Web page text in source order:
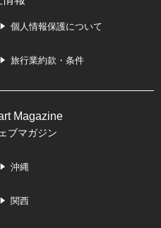
個人情報保護について
旅行業約款・条件
Magazine
ブマガジン
沖縄
関西